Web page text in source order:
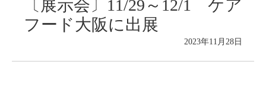
〔展示会〕11/29～12/1 ケア
フード大阪に出展
2023年11月28日